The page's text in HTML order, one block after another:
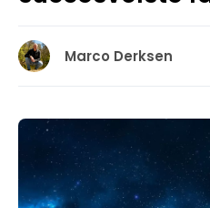
Marco Derksen